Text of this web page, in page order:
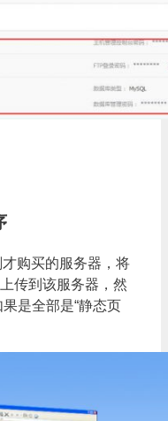
购买的服务器，将
传到该服务器，然
是全部是“静态页